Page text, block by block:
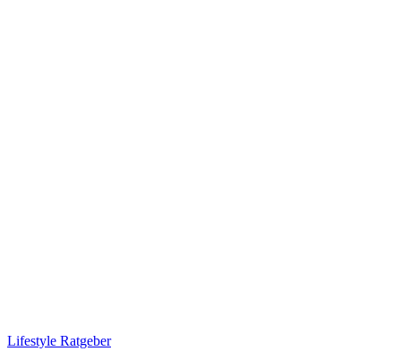
Lifestyle Ratgeber